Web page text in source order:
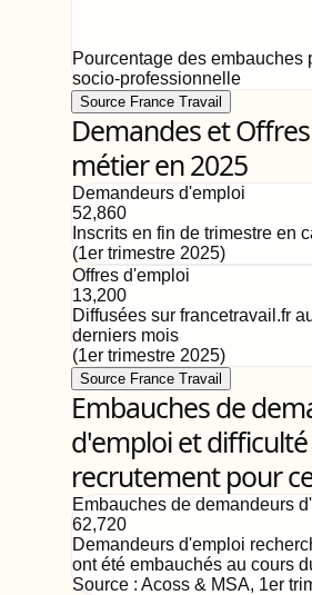
Pourcentage des embauches
socio-professionnelle
Source France Travail
Demandes et
métier en 2025
Demandeurs d'emploi
52,860
Inscrits en fin de trimestre en
(1er trimestre 2025)
Offres d'emploi
13,200
Diffusées sur francetravail.fr
derniers mois
(1er trimestre 2025)
Source France Travail
Embauches de
d'emploi et
recrutement pour
Embauches de demandeurs
62,720
Demandeurs d'emploi
ont été embauchés au cours
Source : Acoss & MSA, 1er